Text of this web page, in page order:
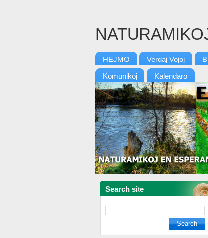
HEJMO Verdaj Vojoj
Komunikoj Kalendaro
Search site